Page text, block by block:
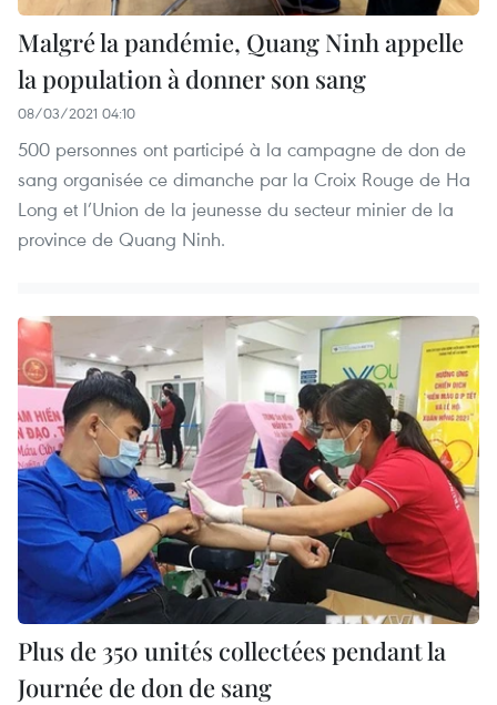
Malgré la pandémie, Quang Ninh appelle
la population à donner son sang
08/03/2021 04:10
500 personnes ont participé à la campagne de don de
sang organisée ce dimanche par la Croix Rouge de Ha
Long et l’Union de la jeunesse du secteur minier de la
province de Quang Ninh.
Plus de 350 unités collectées pendant la
Journée de don de sang